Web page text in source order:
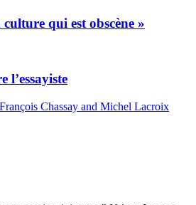
culture qui est obscène »
l’essayiste
Chassay and Michel Lacroix